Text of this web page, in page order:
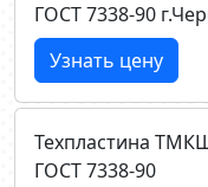
ГОСТ 7338-90
Узнать цену
Техпластина
ГОСТ 7338-90